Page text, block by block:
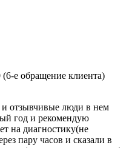
(6-е обращение клиента)
отзывчивые люди в нем
год и рекомендую
на диагностику(не
пару часов и сказали в